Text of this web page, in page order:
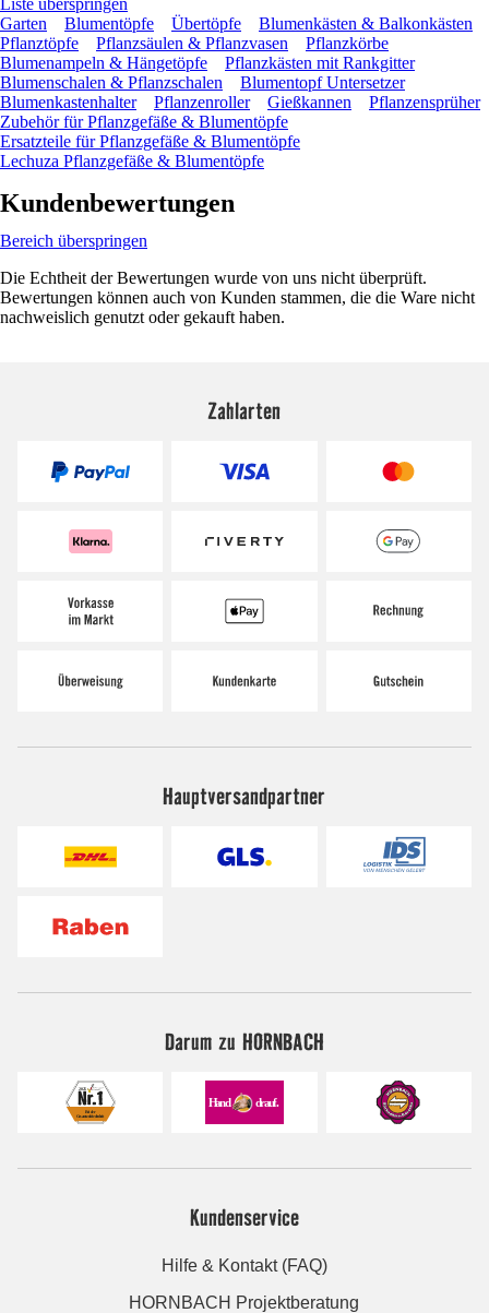
Liste überspringen
Garten
Blumentöpfe Übertöpfe
Blumenkästen & Balkonkästen
Pflanztöpfe
Pflanzsäulen & Pflanzvasen
Pflanzkörbe
Blumenampeln & Hängetöpfe
Pflanzkästen mit Rankgitter
Blumenschalen & Pflanzschalen
Blumentopf Untersetzer
Blumenkastenhalter
Pflanzenroller Gießkannen
Pflanzensprüher
Zubehör für Pflanzgefäße & Blumentöpfe
Ersatzteile für Pflanzgefäße & Blumentöpfe
Lechuza Pflanzgefäße & Blumentöpfe
Kundenbewertungen
Bereich überspringen
Die Echtheit der Bewertungen wurde von uns nicht überprüft.
Bewertungen können auch von Kunden stammen, die die Ware nicht
nachweislich genutzt oder gekauft haben.
Zahlarten
Hauptversandpartner
Darum zu HORNBACH
Kundenservice
Hilfe & Kontakt (FAQ)
HORNBACH Projektberatung